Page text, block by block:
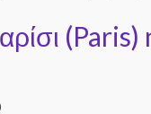
(Paris)